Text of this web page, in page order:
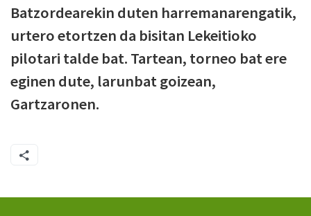
Batzordearekin duten harremanarengatik,
urtero etortzen da bisitan Lekeitioko
pilotari talde bat. Tartean, torneo bat ere
eginen dute, larunbat goizean,
Gartzaronen.